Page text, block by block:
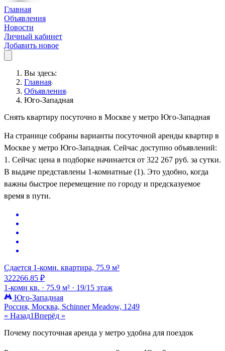
Главная
Объявления
Новости
Личный кабинет
Добавить новое
Вы здесь:
Главная
Объявления
Юго-Западная
Снять квартиру посуточно в Москве у метро Юго-Западная
На странице собраны варианты посуточной аренды квартир в
Москве у метро Юго-Западная. Сейчас доступно объявлений:
1. Сейчас цена в подборке начинается от 322 267 руб. за сутки.
В выдаче представлены 1-комнатные (1). Это удобно, когда
важны быстрое перемещение по городу и предсказуемое
время в пути.
Сдается 1-комн. квартира, 75.9 м²
322266.85 ₽
1-комн кв. · 75.9 м² · 19/15 этаж
Юго-Западная
Россия, Москва, Schinner Meadow, 1249
« Назад1Вперёд »
Почему посуточная аренда у метро удобна для поездок